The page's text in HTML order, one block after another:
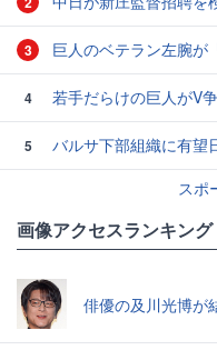
3 巨人のベテラン左腕が
4 若手だらけの巨人がV
5
バルサ下部組織に有望
スポ
画像アクセスランキング
俳優の及川光博が